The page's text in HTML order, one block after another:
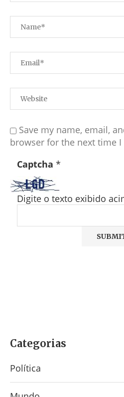
Save my name, email,
browser for the next time
Captcha *
Digite o texto exibido
Categorias
Política